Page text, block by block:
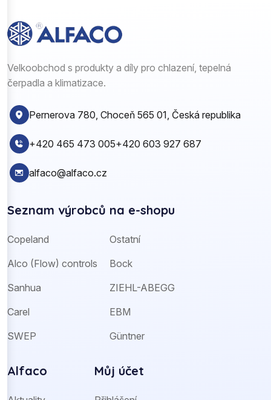
Velkoobchod s produkty a díly pro chlazení, tepelná
čerpadla a klimatizace.
Pernerova 780, Choceň 565 01, Česká republika
+420 465 473 005+420 603 927 687
alfaco@alfaco.cz
Seznam výrobců na e-shopu
Copeland
Alco (Flow) controls
Sanhua
Carel
SWEP
Ostatní
Bock
ZIEHL-ABEGG
EBM
Güntner
Alfaco Můj účet